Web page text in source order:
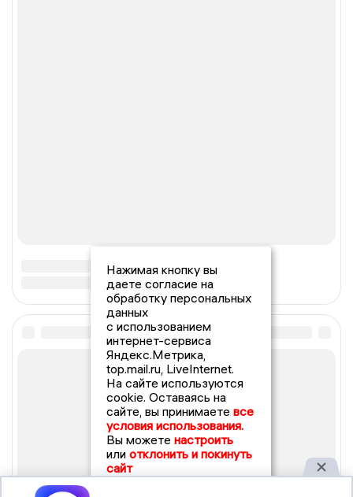
Нажимая кнопку вы
даете согласие на
обработку персональных
данных
с использованием
интернет-сервиса
Яндекс.Метрика,
top.mail.ru, LiveInternet.
На сайте используются
cookie. Оставаясь на
сайте, вы принимаете все
условия использования.
Вы можете настроить
или отклонить и покинуть
сайт